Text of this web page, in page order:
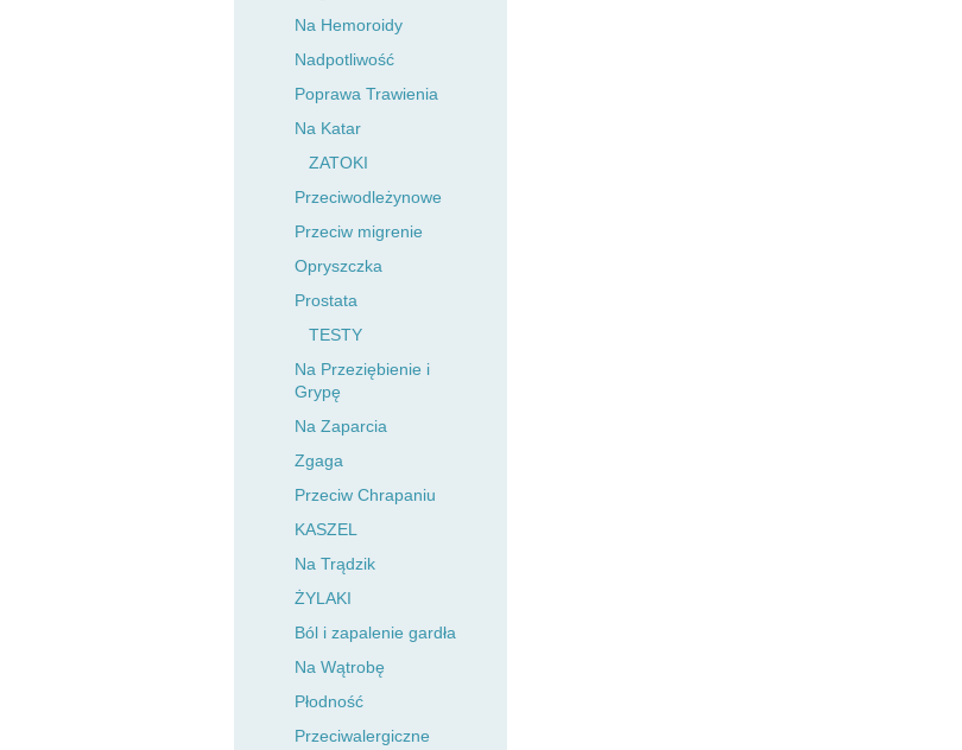
Na Hemoroidy
Nadpotliwość
Poprawa Trawienia
Na Katar
ZATOKI
Przeciwodleżynowe
Przeciw migrenie
Opryszczka
Prostata
TESTY
Na Przeziębienie i
Grypę
Na Zaparcia
Zgaga
Przeciw Chrapaniu
KASZEL
Na Trądzik
ŻYLAKI
Ból i zapalenie gardła
Na Wątrobę
Płodność
Przeciwalergiczne